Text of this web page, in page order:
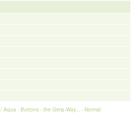
/ Aqua - Buttons - the Gimp-Way... - Normal